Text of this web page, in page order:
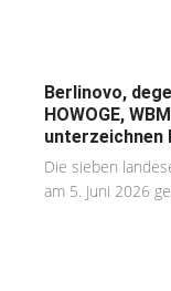
Berlinovo,
HOWOGE,
unterzeichnen
Die sieben
am 5. Juni 2026